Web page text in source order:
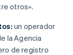
otros».
un operador
la Agencia
de registro